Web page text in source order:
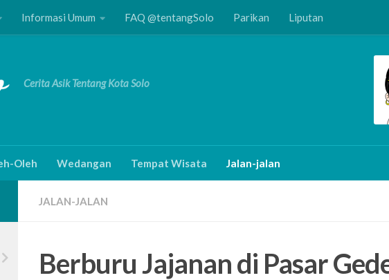
Informasi Umum FAQ @tentangSolo Parikan Liputan
Cerita Asik Tentang Kota Solo
Oleh Wedangan Tempat Wisata Jalan-jalan
JALAN-JALAN
Berburu Jajanan di Pasar